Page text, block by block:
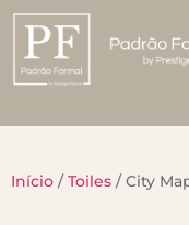
Início /Toiles / City